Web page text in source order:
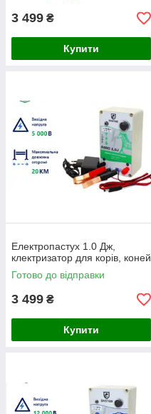
3 499 ₴
Купити
Електропастух 1.0 Дж,
клектризатор для корів, коней
Готово до відправки
3 499 ₴
Купити